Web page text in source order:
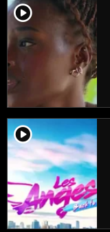
player2
player2